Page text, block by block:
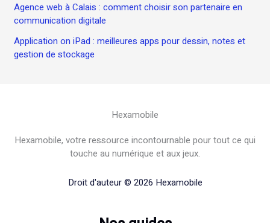
Agence web à Calais : comment choisir son partenaire en
communication digitale
Application on iPad : meilleures apps pour dessin, notes et
gestion de stockage
Hexamobile
Hexamobile, votre ressource incontournable pour tout ce qui
touche au numérique et aux jeux.
Droit d'auteur © 2026 Hexamobile